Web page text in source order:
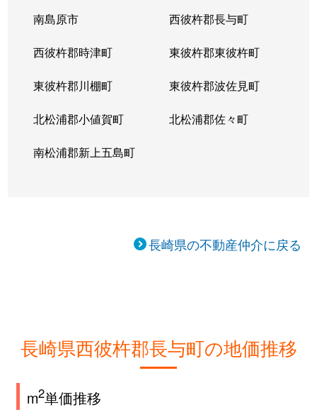
南島原市 西彼杵郡長与町
西彼杵郡時津町 東彼杵郡東彼杵町
東彼杵郡川棚町 東彼杵郡波佐見町
北松浦郡小値賀町 北松浦郡佐々町
南松浦郡新上五島町
長崎県の不動産仲介に戻る
長崎県西彼杵郡長与町の地価推移
m2単価推移